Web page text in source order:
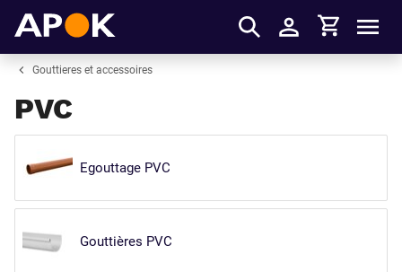
S'identifier
Panier
Gouttieres et accessoires
PVC
Egouttage PVC
Gouttières PVC